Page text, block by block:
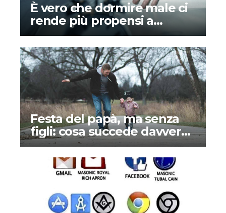
È vero che dormire male ci
rende più propensi a
credere ai complotti?
Festa del papà, ma senza
figli: cosa succede davvero
ai padri separati